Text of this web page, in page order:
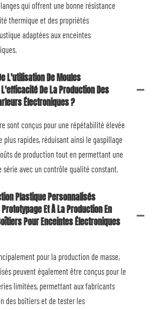
qui offrent une bonne résistance
thermique et des propriétés
adaptées aux enceintes
L'utilisation De Moules
De La Production Des
Électroniques ?
sont conçus pour une répétabilité élevée
plus rapides, réduisant ainsi le gaspillage
de production tout en permettant une
série avec un contrôle qualité constant.
Plastique Personnalisés
Et À La Production En
Pour Enceintes Électroniques
pour la production de masse,
peuvent également être conçus pour le
limitées, permettant aux fabricants
des boîtiers et de tester les